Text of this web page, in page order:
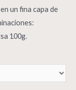
un fina capa de
100g.